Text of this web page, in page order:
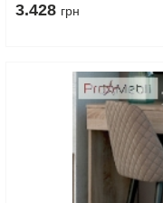
3.428 грн